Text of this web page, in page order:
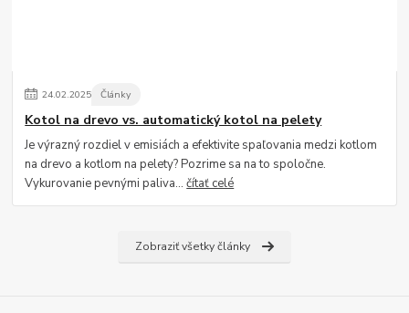
24.02.2025 Články
Kotol na drevo vs. automatický kotol na pelety
Je výrazný rozdiel v emisiách a efektivite spaľovania medzi kotlom
na drevo a kotlom na pelety? Pozrime sa na to spoločne.
Vykurovanie pevnými paliva...čítať celé
Zobraziť všetky články